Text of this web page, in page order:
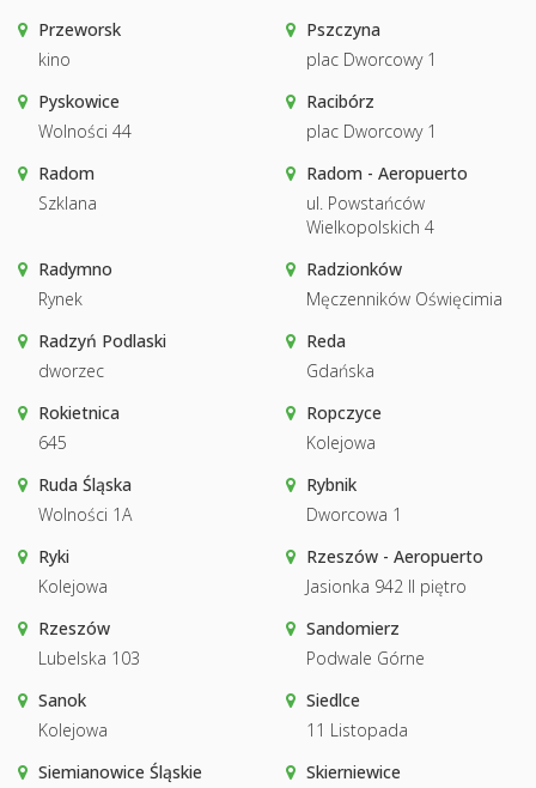
Przeworsk
kino
Pszczyna
plac Dworcowy 1
Pyskowice
Wolności 44
Racibórz
plac Dworcowy 1
Radom
Szklana
Radom - Aeropuerto
ul. Powstańców
Wielkopolskich 4
Radymno
Rynek
Radzionków
Męczenników Oświęcimia
Radzyń Podlaski
dworzec
Reda
Gdańska
Rokietnica
645
Ropczyce
Kolejowa
Ruda Śląska
Wolności 1A
Rybnik
Dworcowa 1
Ryki
Kolejowa
Rzeszów - Aeropuerto
Jasionka 942 II piętro
Rzeszów
Lubelska 103
Sandomierz
Podwale Górne
Sanok
Kolejowa
Siedlce
11 Listopada
Siemianowice Śląskie
Skierniewice